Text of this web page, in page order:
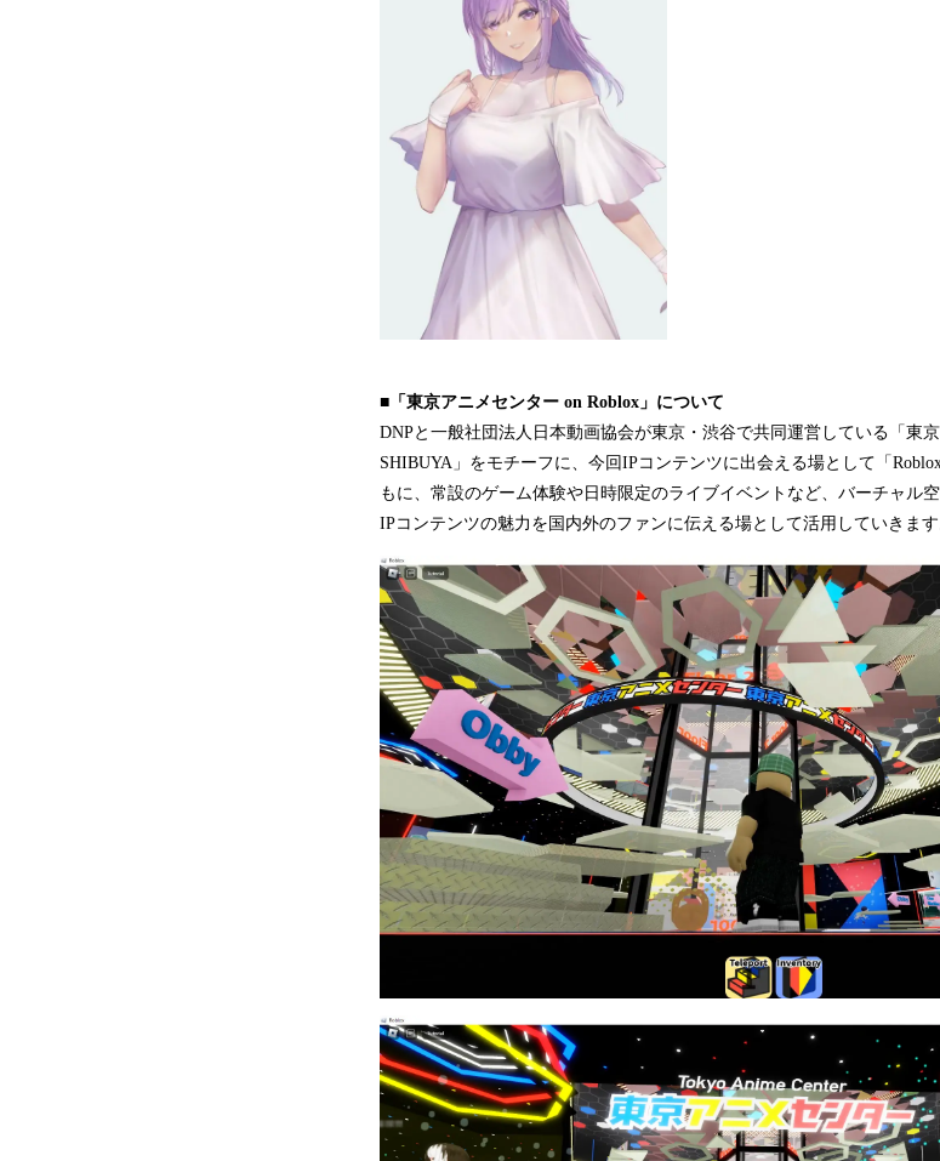
■「東京アニメセンター on Roblox」について
DNPと一般社団法人日本動画協会が東京・渋谷で共同運営している「東
SHIBUYA」をモチーフに、今回IPコンテンツに出会える場として「
もに、常設のゲーム体験や日時限定のライブイベントなど、バーチャル
IPコンテンツの魅力を国内外のファンに伝える場として活用していきます